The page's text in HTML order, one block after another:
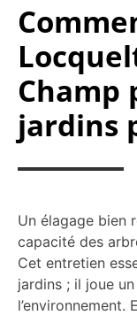
Champ
jardins
Un élagage bien
capacité des
Cet entretien
jardins ; il joue
l’environnement.